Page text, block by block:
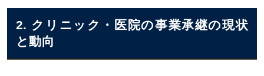
2. クリニック・医院の事業承継の現状
と動向